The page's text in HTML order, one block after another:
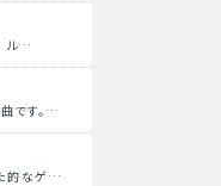
ル…
です。…
的なゲ…